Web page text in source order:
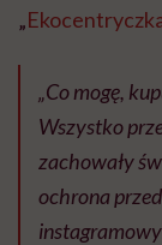
„
„Co mogę,
Wszystko
zachowały
ochrona